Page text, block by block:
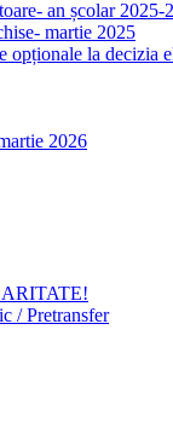
an școlar 2025-
martie 2025
opționale la decizia
2026
/ Pretransfer